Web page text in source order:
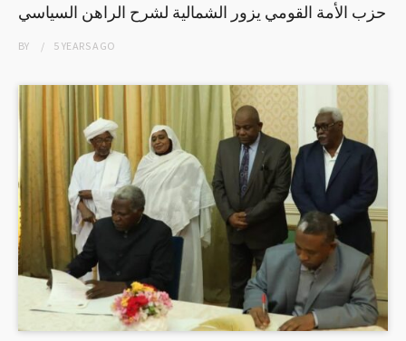
حزب الأمة القومي يزور الشمالية لشرح الراهن السياسي
BY 5 YEARSAGO